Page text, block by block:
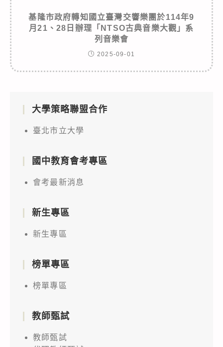
基隆市政府轉知國立臺灣交響樂團於114年9
月21、28日辦理「NTSO古典音樂大觀」系
列音樂會
2025-09-01
大學策略聯盟合作
臺北市立大學
國中教育會考專區
會考最新消息
新生專區
新生專區
榜單專區
榜單專區
教師甄試
教師甄試